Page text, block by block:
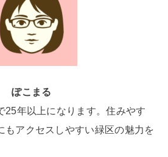
ぽこまる
25年以上になります。住みやす
もアクセスしやすい緑区の魅力を